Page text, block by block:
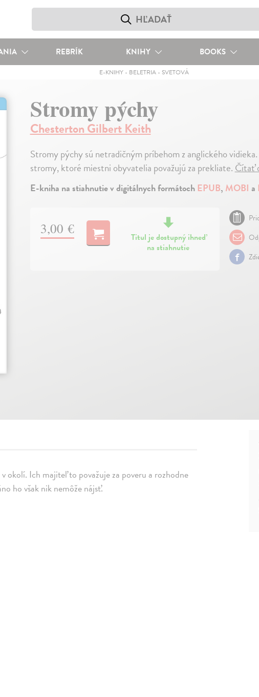
REBRÍK KNIHY BOOKS
E-KNIHY - BELETRIA - SVETOVÁ
Stromy pýchy
Chesterton Gilbert Keith
Stromy pýchy sú netradičným príbehom z anglického
stromy, ktoré miestni obyvatelia považujú za prekliate.Čítať
E-kniha na stiahnutie v digitálnych formátochEPUB, MOBI a
3,00 €
Titul je dostupný ihneď
na stiahnutie
okolí. Ich majiteľ to považuje za poveru a rozhodne
ho však nik nemôže nájsť.